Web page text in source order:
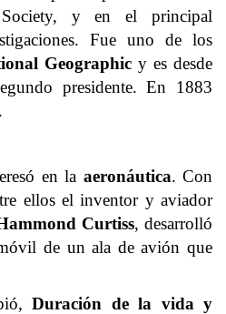
Society, y en el principal
Fue uno de los
Geographic y es desde
presidente. En 1883
.
en la aeronáutica. Con
ellos el inventor y aviador
Curtiss, desarrolló
de un ala de avión que
Duración de la vida y